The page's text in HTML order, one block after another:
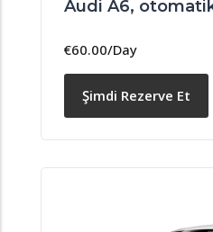
Audi A6,
€60.00/Day
Şimdi Rezerve Et